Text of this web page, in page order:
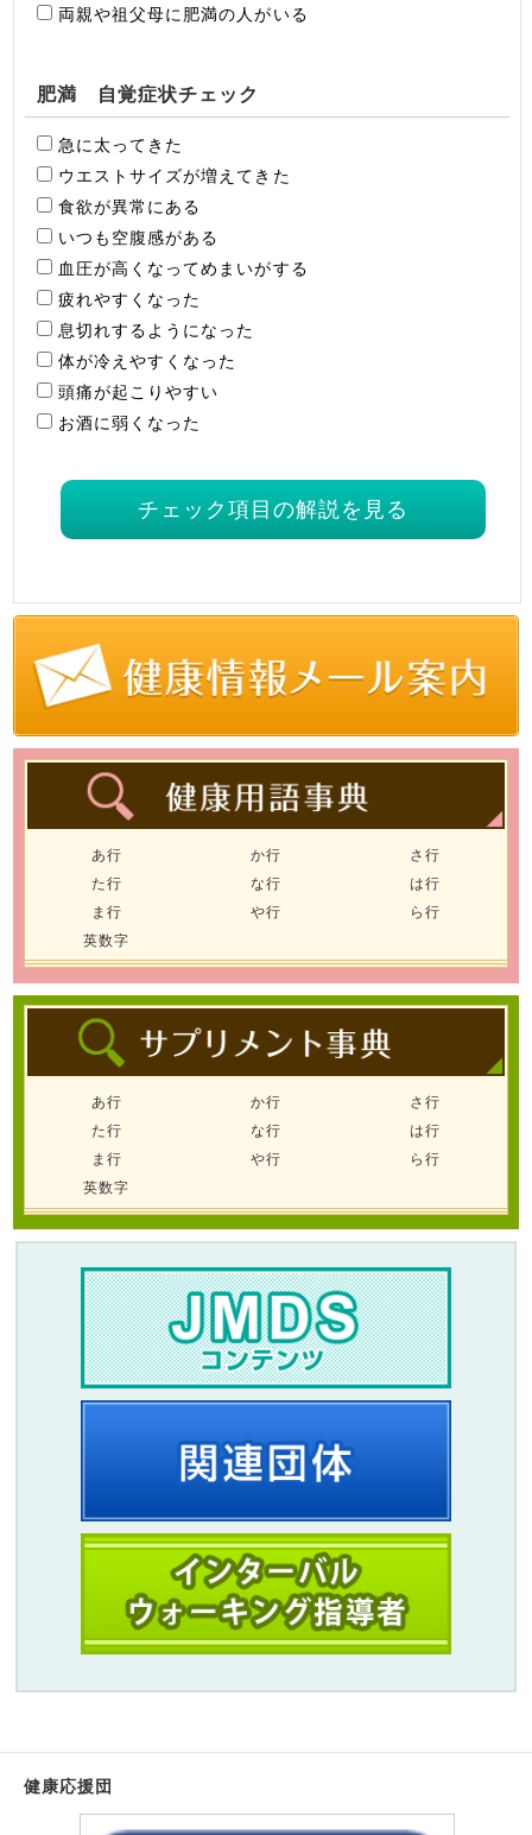
両親や祖父母に肥満の人がいる
肥満 自覚症状チェック
急に太ってきた
ウエストサイズが増えてきた
食欲が異常にある
いつも空腹感がある
血圧が高くなってめまいがする
疲れやすくなった
息切れするようになった
体が冷えやすくなった
頭痛が起こりやすい
お酒に弱くなった
チェック項目の解説を見る
あ行 か行
さ行
た行
な行
は行
ま行
や行
ら行
英数字
あ行 か行
さ行
た行
な行
は行
ま行
や行
ら行
英数字
健康応援団